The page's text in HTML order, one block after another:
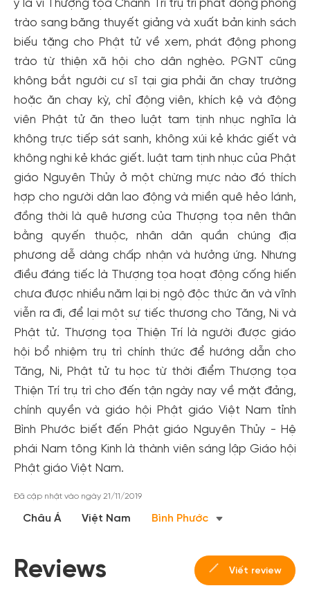
y là vì Thượng tọa Chánh Trí trụ trì phát động phong
trào sang băng thuyết giảng và xuất bản kinh sách
biếu tặng cho Phật tử về xem, phát động phong
trào từ thiện xã hội cho dân nghèo. PGNT cũng
không bắt người cư sĩ tại gia phải ăn chay trường
hoặc ăn chay kỳ, chỉ động viên, khích kệ và động
viên Phật tử ăn theo luật tam tịnh nhục nghĩa là
không trực tiếp sát sanh, không xúi kẻ khác giết và
không nghi kẻ khác giết. luật tam tịnh nhục của Phật
giáo Nguyên Thủy ở một chừng mực nào đó thích
hợp cho người dân lao động và miền quê hẻo lánh,
đồng thời là quê hương của Thượng tọa nên thân
bằng quyến thuộc, nhân dân quần chúng địa
phương dễ dàng chấp nhận và hưởng ứng. Nhưng
điều đáng tiếc là Thượng tọa hoạt động cống hiến
chưa được nhiều năm lại bị ngộ độc thức ăn và vĩnh
viễn ra đi, để lại một sự tiếc thương cho Tăng, Ni và
Phật tử. Thượng tọa Thiện Trí là người được giáo
hội bổ nhiệm trụ trì chính thức để hướng dẫn cho
Tăng, Ni, Phật tử tu học từ thời điểm Thượng tọa
Thiện Trí trụ trì cho đến tận ngày nay về mặt đảng,
chính quyền và giáo hội Phật giáo Việt Nam tỉnh
Bình Phước biết đến Phật giáo Nguyên Thủy - Hệ
phái Nam tông Kinh là thành viên sáng lập Giáo hội
Phật giáo Việt Nam.
Đã cập nhật vào ngày 21/11/2019
Châu Á Việt Nam Bình Phước
Reviews Viết review
đãi!
Tạo tài khoản để có thểnhận ngay các ưu đãihấp dẫn
cho cộng đồng.
Đăng ký
Hoặc đăng nhập bằng
Đăng nhập Facebook
Đăng nhập Google